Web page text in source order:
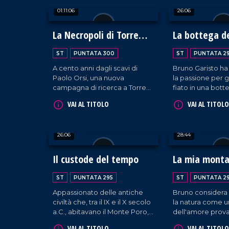
riferimento di ricerca, qualità
e offerta di prodotti autentici
realizzati con le proprie mani.
passato fatto di
tradizioni,
generazione in
profondamente
storia e
territorio.
01:11:06
La Necropoli di Torre
Galli
ST PUNTATA 300
A cento anni dagli scavi di
Paolo Orsi, una nuova
campagna di ricerca a Torre
tombe dell'Età del Ferro.
preziosi dettagli che svelano
la vita delle popolazioni
indigene prima dei Greci.
VAI AL TITOLO
26:06
La bottega
ST PUNTATA
Bruno Garisto
la passione per
fiato in una
paese natale,
amore per il
permettano di
proprio futuro
emigrare.
VAI AL TITOLO
26:06
Il custode del tempo
ST PUNTATA 295
Appassionato delle antiche
civiltà che, tra il IX e il X secolo
a.C., abitavano il Monte Poro,
28:44
La mia
ST PUNTATA
Bruno
la natura come
dell'amore